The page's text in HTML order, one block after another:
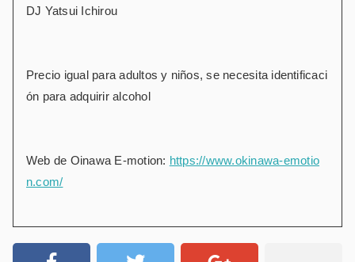
DJ Yatsui Ichirou
Precio igual para adultos y niños, se necesita identificaci
ón para adquirir alcohol
Web de Oinawa E-motion: https://www.okinawa-emotio
n.com/